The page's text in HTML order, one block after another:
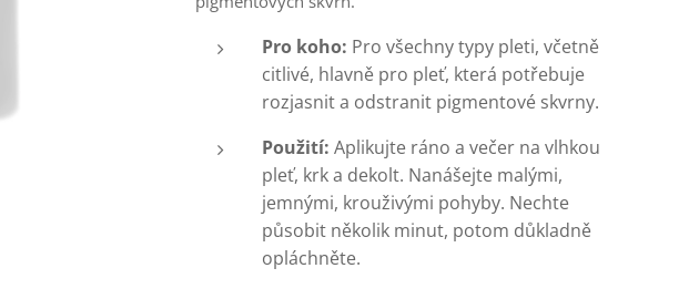
Pro koho: Pro všechny typy pleti, včetně
citlivé, hlavně pro pleť, která potřebuje
rozjasnit a odstranit pigmentové skvrny.
Použití: Aplikujte ráno a večer na vlhkou
pleť, krk a dekolt. Nanášejte malými,
jemnými, krouživými pohyby. Nechte
působit několik minut, potom důkladně
opláchněte.